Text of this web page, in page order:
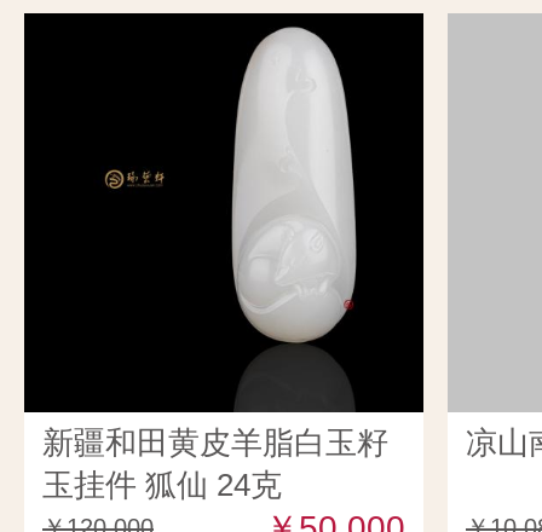
新疆和田黄皮羊脂白玉籽
玉挂件 狐仙 24克
凉山